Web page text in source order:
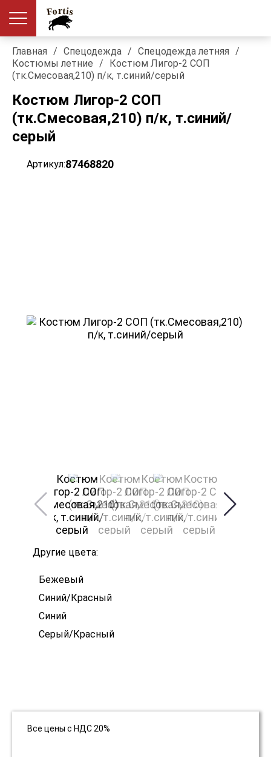
Главная / Спецодежда / Спецодежда летняя /
Костюмы летние /
Костюм Лигор-2 СОП
(тк.Смесовая,210) п/к, т.синий/серый
Костюм Лигор-2 СОП
(тк.Смесовая,210) п/к, т.синий/
серый
Артикул:87468820
Другие цвета:
Бежевый
Синий/Красный
Синий
Серый/Красный
Все цены с НДС 20%